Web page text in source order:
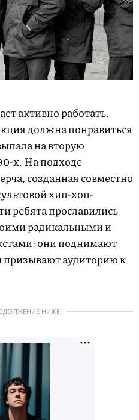
активно работать.
должна понравиться
на вторую
х. На подходе
созданная совместно
хип-хоп-
ребята прославились
радикальными и
они поднимают
призывают аудиторию к
НИЖЕ